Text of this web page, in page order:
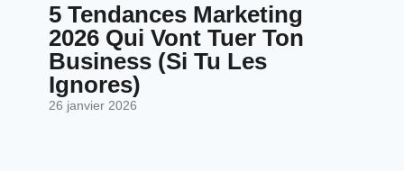
5 Tendances Marketing
2026 Qui Vont Tuer Ton
Business (Si Tu Les
Ignores)
26 janvier 2026